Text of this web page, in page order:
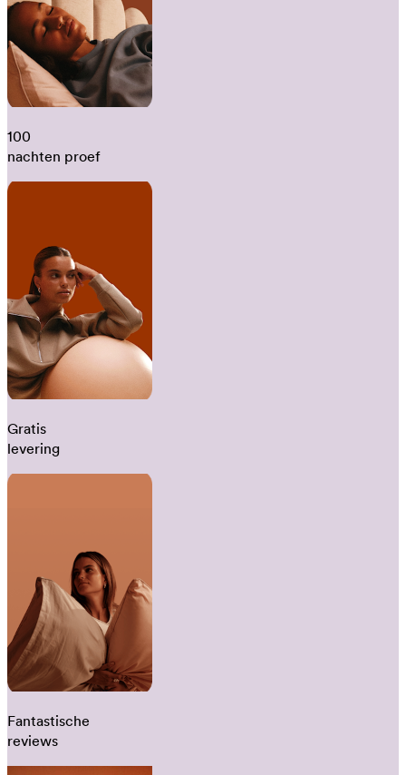
100
nachten proef
Gratis
levering
Fantastische
reviews